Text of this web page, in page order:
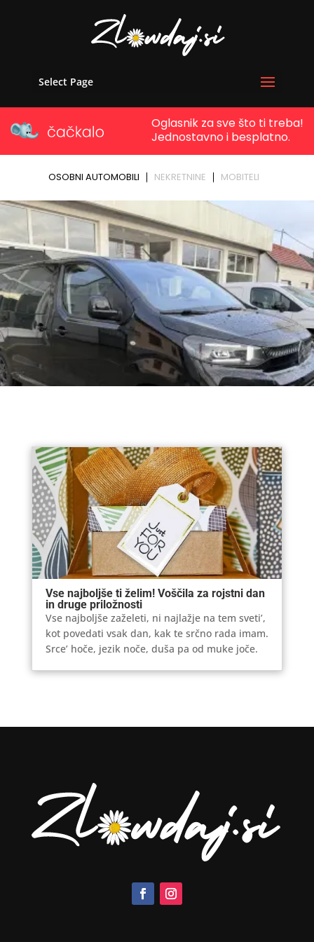
Select Page
Vse najboljše ti želim! Voščila za rojstni dan
in druge priložnosti
Vse najboljše zaželeti, ni najlažje na tem sveti’,
kot povedati vsak dan, kak te srčno rada imam.
Srce’ hoče, jezik noče, duša pa od muke joče.